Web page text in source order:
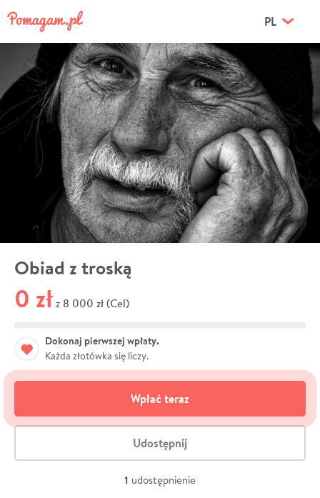
PL
Obiad z troską
0 zł z 8 000 zł (Cel)
Dokonaj pierwszej wpłaty.
Każda złotówka się liczy.
Wpłać teraz
Udostępnij
1 udostępnienie